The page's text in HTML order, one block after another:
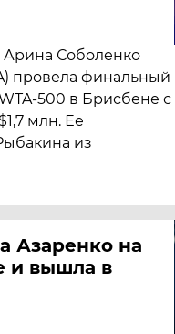
Арина Соболенко
провела финальный
500 в Брисбене с
млн. Ее
из
Азаренко на
и вышла в